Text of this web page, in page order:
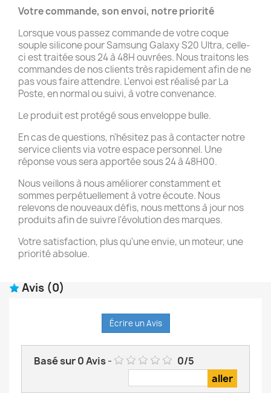
Votre commande, son envoi, notre priorité
Lorsque vous passez commande de votre coque
souple silicone pour Samsung Galaxy S20 Ultra, celle-
ci est traitée sous 24 à 48H ouvrées. Nous traitons les
commandes de nos clients très rapidement afin de ne
pas vous faire attendre. L'envoi est réalisé par La
Poste, en normal ou suivi, à votre convenance.
Le produit est protégé sous enveloppe bulle.
En cas de questions, n'hésitez pas à contacter notre
service clients via votre espace personnel. Une
réponse vous sera apportée sous 24 à 48H00.
Nous veillons à nous améliorer constamment et
sommes perpétuellement à votre écoute. Nous
relevons de nouveaux défis, nous mettons à jour nos
produits afin de suivre l'évolution des marques.
Votre satisfaction, plus qu'une envie, un moteur, une
priorité absolue.
Avis (0)
Écrire un Avis
Basé sur0Avis- 0/5